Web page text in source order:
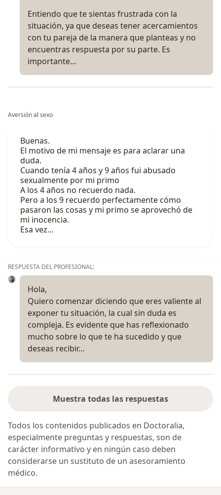
Entiendo que te sientas frustrada con la
situación, ya que deseas tener acercamientos
con tu pareja de la manera que planteas y no
encuentras respuesta por su parte. Es
importante…
Aversión al sexo
Buenas.
El motivo de mi mensaje es para aclarar una
duda.
Cuando tenía 4 años y 9 años fui abusado
sexualmente por mi primo
A los 4 años no recuerdo nada.
Pero a los 9 recuerdo perfectamente cómo
pasaron las cosas y mi primo se aprovechó de
mi inocencia.
Esa vez…
RESPUESTA DEL PROFESIONAL:
Hola,
Quiero comenzar diciendo que eres valiente al
exponer tu situación, la cual sin duda es
compleja. Es evidente que has reflexionado
mucho sobre lo que te ha sucedido y que
deseas recibir…
Muestra todas las respuestas
Todos los contenidos publicados en Doctoralia,
especialmente preguntas y respuestas, son de
carácter informativo y en ningún caso deben
considerarse un sustituto de un asesoramiento
médico.